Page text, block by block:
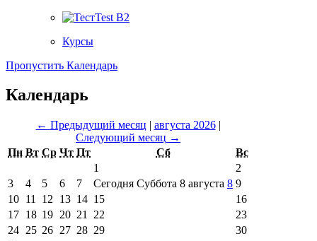
Test B2
Курсы
Пропустить Календарь
Календарь
← Предыдущий месяц | августа 2026|
Следующий месяц →
Пн Вт Ср Чт Пт Сб
Вс
1
2
3
4 5 6 7 Сегодня Суббота 8 августа 8 9
10 11 12 13 14 15
16
17 18 19 20 21 22
23
24 25 26 27 28 29
30